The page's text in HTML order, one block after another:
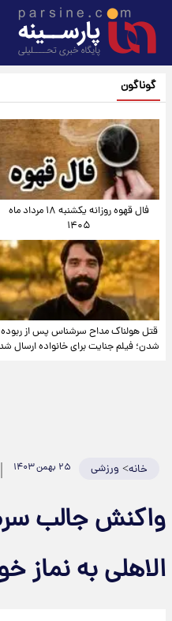
گوناگون
فال قهوه روزانه یکشنبه ۱۸ مرداد ماه
۱۴۰۵
قتل هولناک مداح سرشناس پس از ربوده
شدن؛ فیلم جنایت برای خانواده ارسال
خانه> ورزشی ۲۵ بهمن ۱۴۰۳
واکنش جالب
الاهلی به نماز